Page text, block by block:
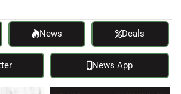
News Deals
News App